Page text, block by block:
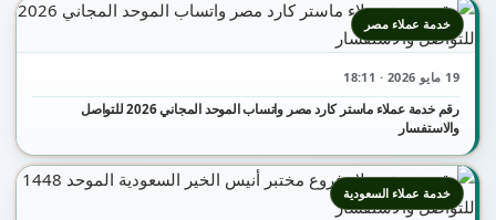
19 مايو 2026 · 18:11
رقم خدمة عملاء ماستر كارد مصر واتساب الموحد المجاني 2026 للتواصل
والاستفسار
خدمة عملاء مصر
خدمة عملاء السعودية